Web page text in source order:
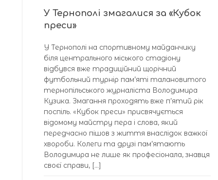
У Тернополі змагалися за «Кубок
преси»
У Тернополі на спортивному майданчику
біля центрального міського стадіону
відбувся вже традиційний щорічний
футбольний турнір пам’яті талановитого
тернопільського журналіста Володимира
Кузика. Змагання проходять вже п’ятий рік
поспіль. «Кубок преси» присвячується
відомому майстру пера і слова, який
передчасно пішов з життя внаслідок важкої
хвороби. Колеги та друзі пам’ятають
Володимира не лише як професіонала, знавця
своєї справи, […]